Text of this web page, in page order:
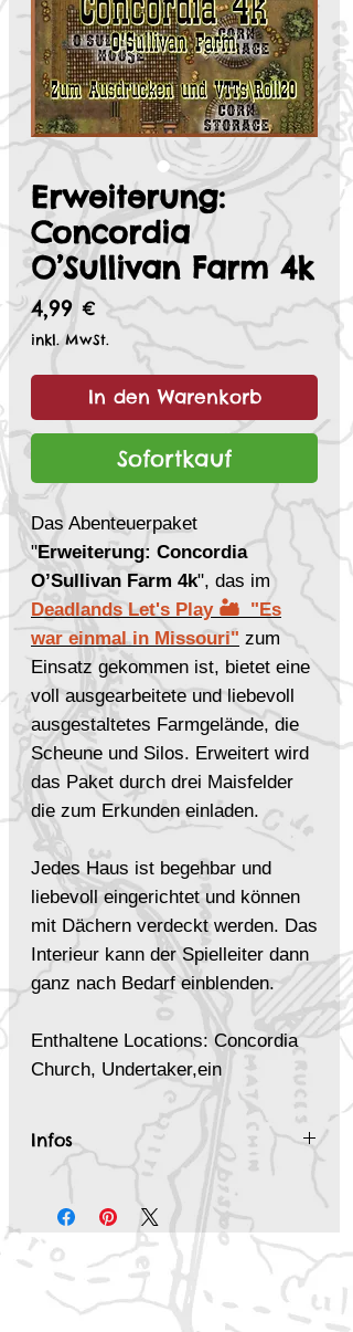
Erweiterung:
Concordia
O’Sullivan Farm 4k
4,99 € Preis
inkl. MwSt.
In den Warenkorb
Sofortkauf
Das Abenteuerpaket
"Erweiterung: Concordia
O’Sullivan Farm 4k", das im
Deadlands Let's Play 🏜 "Es
war einmal in Missouri" zum
Einsatz gekommen ist, bietet eine
voll ausgearbeitete und liebevoll
ausgestaltetes Farmgelände, die
Scheune und Silos. Erweitert wird
das Paket durch drei Maisfelder
die zum Erkunden einladen.
Jedes Haus ist begehbar und
liebevoll eingerichtet und können
mit Dächern verdeckt werden. Das
Interieur kann der Spielleiter dann
ganz nach Bedarf einblenden.
Enthaltene Locations: Concordia
Church, Undertaker,ein
Wohnhaus, zwei Friedhöfe und die
Höhle des Totengräbers.
Erweiterung:
Concordia O’Sullivan Farm 4k
Pakets:
Das große Farmhaus
Die Ställe und Scheune
Infos
Inhalt des "Erweiterung: Concordia
O’Sullivan Farm 4k" Pakets:
Das große Farmhaus
Die Ställe und Scheune
Silos